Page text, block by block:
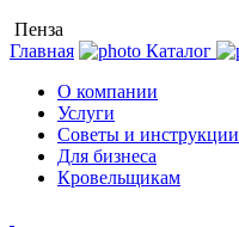
Пенза
Главная
Каталог
О компании
Услуги
Советы и инструкции
Для бизнеса
Кровельщикам